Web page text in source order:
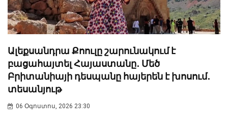
Ալեքսանդրա Քոուլը շարունակում է
բացահայտել Հայաստանը․ Մեծ
Բրիտանիայի դեսպանը հայերեն է խոսում․
տեսանյութ
06 Օգոստոս, 2026 23:30